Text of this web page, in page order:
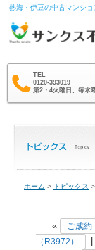
熱海・伊豆の中古マンシ
TEL
0120-393019
第2・4火曜日、毎水
ホーム > トピックス
«
ご成約
（R3972）